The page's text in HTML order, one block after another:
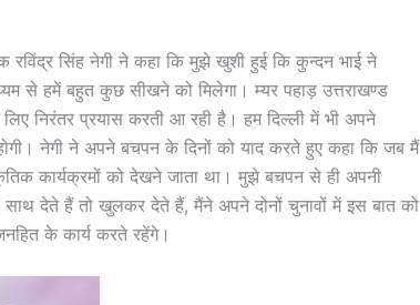
रविंद्र सिंह नेगी ने कहा कि मुझे खुशी हुई कि कुन्दन भाई ने
से हमें बहुत कुछ सीखने को मिलेगा। म्यर पहाड़ उत्तराखण्ड
निरंतर प्रयास करती आ रही है। हम दिल्ली में भी अपने
नेगी ने अपने बचपन के दिनों को याद करते हुए कहा कि जब मैं
कार्यक्रमों को देखने जाता था। मुझे बचपन से ही अपनी
देते हैं तो खुलकर देते हैं, मैंने अपने दोनों चुनावों में इस बात को
के कार्य करते रहेंगे।